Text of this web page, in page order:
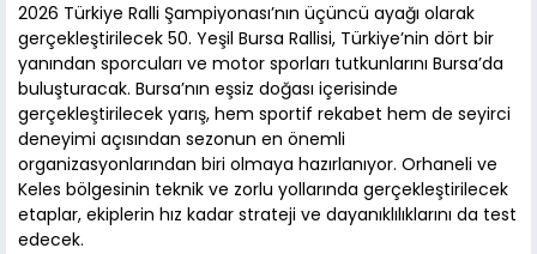
2026 Türkiye Ralli Şampiyonası’nın üçüncü ayağı olarak
gerçekleştirilecek 50. Yeşil Bursa Rallisi, Türkiye’nin dört bir
yanından sporcuları ve motor sporları tutkunlarını Bursa’da
buluşturacak. Bursa’nın eşsiz doğası içerisinde
gerçekleştirilecek yarış, hem sportif rekabet hem de seyirci
deneyimi açısından sezonun en önemli
organizasyonlarından biri olmaya hazırlanıyor. Orhaneli ve
Keles bölgesinin teknik ve zorlu yollarında gerçekleştirilecek
etaplar, ekiplerin hız kadar strateji ve dayanıklılıklarını da test
edecek.